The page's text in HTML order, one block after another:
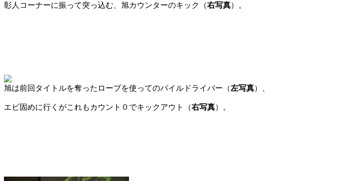
彰人コーナーに振って突っ込む、旭カウンターのキック（右写真）。
旭は前回タイトルを奪ったロープを使ってのパイルドライバー（左写真）、
エビ固めに行くがこれもカウント０でキックアウト（右写真）。